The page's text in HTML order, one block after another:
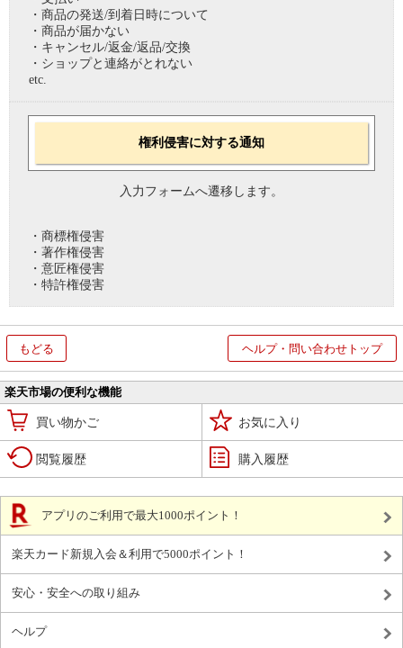
・商品の発送/到着日時について
・商品が届かない
・キャンセル/返金/返品/交換
・ショップと連絡がとれない
etc.
権利侵害に対する通知
入力フォームへ遷移します。
・商標権侵害
・著作権侵害
・意匠権侵害
・特許権侵害
もどる ヘルプ・問い合わせトップ
楽天市場の便利な機能
買い物かご お気に入り
閲覧履歴 購入履歴
アプリのご利用で最大1000ポイント！
楽天カード新規入会＆利用で5000ポイント！
安心・安全への取り組み
ヘルプ